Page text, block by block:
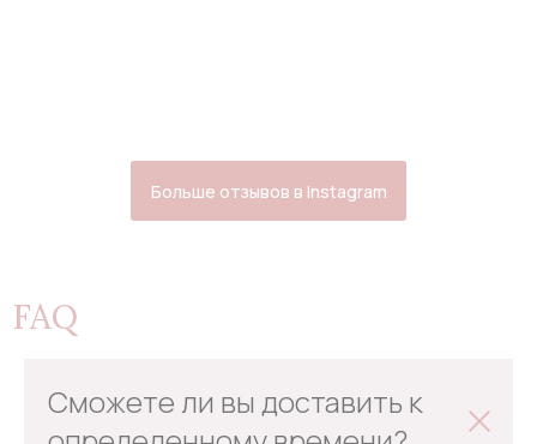
Больше отзывов в Instagram
FAQ
Сможете ли вы доставить к